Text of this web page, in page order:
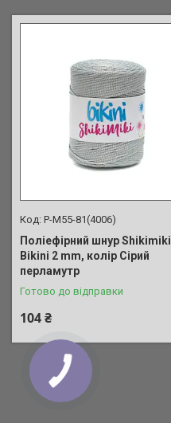
P-M55-81(4006)
Поліефірний шнур Shikimiki
Bikini 2 mm, колір Сірий
перламутр
Готово до відправки
104 ₴